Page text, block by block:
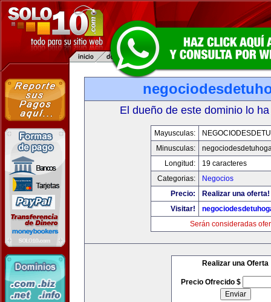
El dueño de este dominio lo
Mayusculas:
Minusculas:
Longitud:
19 caracteres
Categorias:
Negocios
Precio:
Realizar una oferta!
Visitar!
Serán consideradas
Realizar una Oferta
Precio Ofrecido $